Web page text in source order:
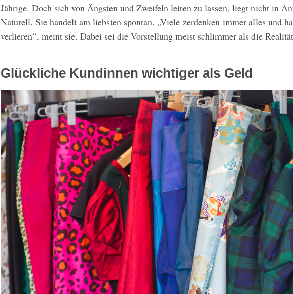
Jährige. Doch sich von Ängsten und Zweifeln leiten zu lassen, liegt nicht in
Naturell. Sie handelt am liebsten spontan. „Viele zerdenken immer alles und
verlieren“, meint sie. Dabei sei die Vorstellung meist schlimmer als die
Glückliche Kundinnen wichtiger als Geld